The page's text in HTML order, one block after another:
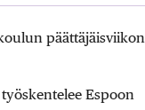
Espoon